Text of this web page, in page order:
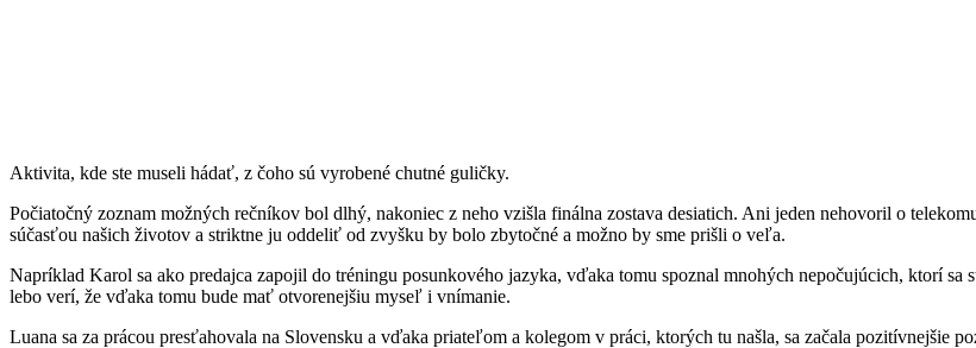
Aktivita, kde ste museli hádať, z čoho sú vyrobené chutné guličky.
Počiatočný zoznam možných rečníkov bol dlhý, nakoniec z neho vzišla finálna zostava desiatich. Ani jeden nehovoril o
súčasťou našich životov a striktne ju oddeliť od zvyšku by bolo zbytočné a možno by sme prišli o veľa.
Napríklad Karol sa ako predajca zapojil do tréningu posunkového jazyka, vďaka tomu spoznal mnohých nepočujúcich, ktorí
lebo verí, že vďaka tomu bude mať otvorenejšiu myseľ i vnímanie.
Luana sa za prácou presťahovala na Slovensku a vďaka priateľom a kolegom v práci, ktorých tu našla, sa začala pozitívnejšie